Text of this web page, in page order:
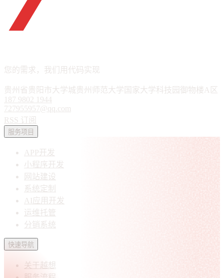
您的需求，我们用代码实现
贵州省贵阳市大学城贵州师范大学国家大学科技园御物楼A区
187 9802 1944
727955957@qq.com
RSS 订阅
服务项目
APP开发
小程序开发
网站建设
系统定制
AI应用开发
运维托管
分销系统
快速导航
关于越想